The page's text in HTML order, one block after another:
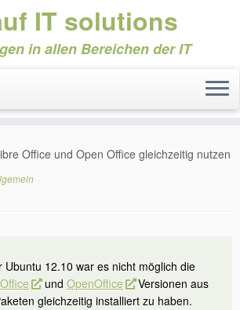
IT solutions
in allen Bereichen der IT
Office und Open Office gleichzeitig nutzen
Ubuntu 12.10 war es nicht möglich die
und OpenOffice
Versionen aus
gleichzeitig installiert zu haben.